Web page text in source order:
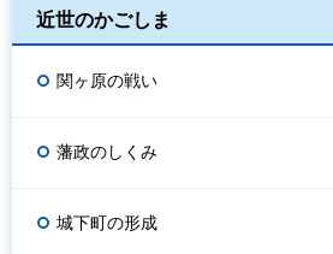
近世のかごしま
関ヶ原の戦い
藩政のしくみ
城下町の形成